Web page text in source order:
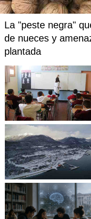
SEGURIDAD PÚBLICA
El Mandatario reveló
Público y Seguridad
Asimismo, señaló que
la nueva Política
quese aumentará
presupuesto a
crecimiento del
SALUD
Por otro lado, Boric
$19 mil millones para
que invertirán $28 mil
espera.
La "peste negra"
de nueces y
plantada